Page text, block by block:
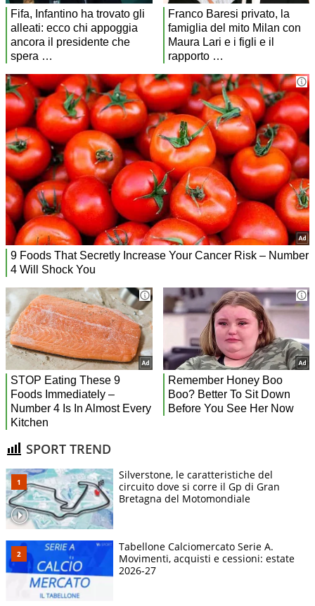
SPORT TREND
Silverstone, le caratteristiche del
circuito dove si corre il Gp di Gran
Bretagna del Motomondiale
Tabellone Calciomercato Serie A.
Movimenti, acquisti e cessioni: estate
2026-27